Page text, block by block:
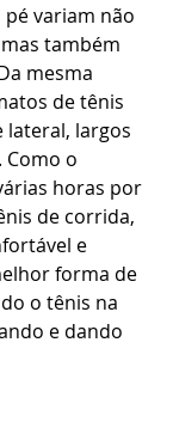
variam não
também
mesma
de tênis
lateral, largos
o
horas por
de corrida,
e
forma de
o tênis na
e dando